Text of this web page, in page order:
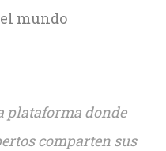
mundo
plataforma donde
comparten sus